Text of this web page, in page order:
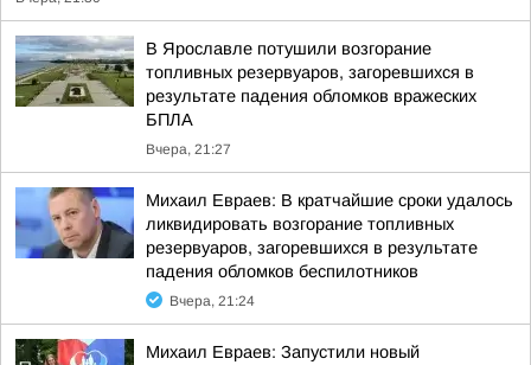
В Ярославле потушили возгорание
топливных резервуаров, загоревшихся в
результате падения обломков вражеских
БПЛА
Вчера, 21:27
Михаил Евраев: В кратчайшие сроки удалось
ликвидировать возгорание топливных
резервуаров, загоревшихся в результате
падения обломков беспилотников
Вчера, 21:24
Михаил Евраев: Запустили новый